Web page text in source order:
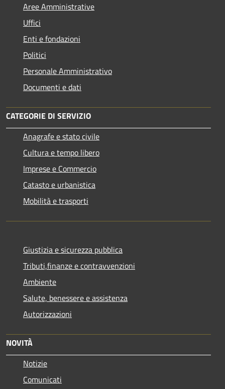
Aree Amministrative
Uffici
Enti e fondazioni
Politici
Personale Amministrativo
Documenti e dati
CATEGORIE DI SERVIZIO
Anagrafe e stato civile
Cultura e tempo libero
Imprese e Commercio
Catasto e urbanistica
Mobilità e trasporti
Giustizia e sicurezza pubblica
Tributi,finanze e contravvenzioni
Ambiente
Salute, benessere e assistenza
Autorizzazioni
NOVITÀ
Notizie
Comunicati